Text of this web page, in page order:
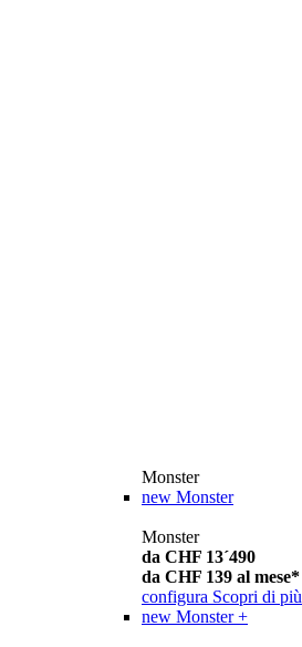
Monster
new Monster
Monster
da CHF 13´490
da CHF 139 al mese*
configura Scopri di più
new Monster +